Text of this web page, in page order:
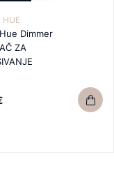
HUE
Dimmer
ZA